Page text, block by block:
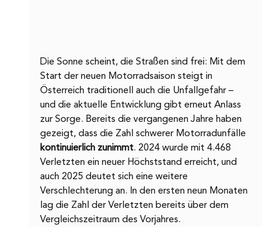
Die Sonne scheint, die Straßen sind frei: Mit dem
Start der neuen Motorradsaison steigt in
Österreich traditionell auch die Unfallgefahr –
und die aktuelle Entwicklung gibt erneut Anlass
zur Sorge. Bereits die vergangenen Jahre haben
gezeigt, dass die Zahl schwerer Motorradunfälle
kontinuierlich zunimmt. 2024 wurde mit 4.468
Verletzten ein neuer Höchststand erreicht, und
auch 2025 deutet sich eine weitere
Verschlechterung an. In den ersten neun Monaten
lag die Zahl der Verletzten bereits über dem
Vergleichszeitraum des Vorjahres.